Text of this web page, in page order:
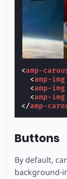
<amp-
<amp-img
<amp-img
<amp-img
</amp-
Buttons
By default,
background-